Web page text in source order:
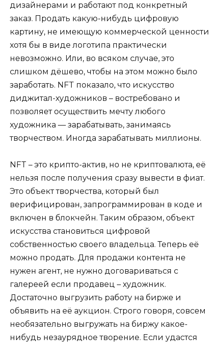
дизайнерами и работают под конкретный
заказ. Продать какую-нибудь цифровую
картину, не имеющую коммерческой ценности
хотя бы в виде логотипа практически
невозможно. Или, во всяком случае, это
слишком дёшево, чтобы на этом можно было
заработать. NFT показало, что искусство
диджитал-художников – востребовано и
позволяет осуществить мечту любого
художника — зарабатывать, занимаясь
творчеством. Иногда зарабатывать миллионы.
NFT – это крипто-актив, но не криптовалюта, её
нельзя после получения сразу вывести в фиат.
Это объект творчества, который был
верифицирован, запрограммирован в коде и
включен в блокчейн. Таким образом, объект
искусства становиться цифровой
собственностью своего владельца. Теперь её
можно продать. Для продажи контента не
нужен агент, не нужно договариваться с
галереей если продавец – художник.
Достаточно выгрузить работу на бирже и
объявить на её аукцион. Строго говоря, совсем
необязательно выгружать на биржу какое-
нибудь незаурядное творение. Если удастся